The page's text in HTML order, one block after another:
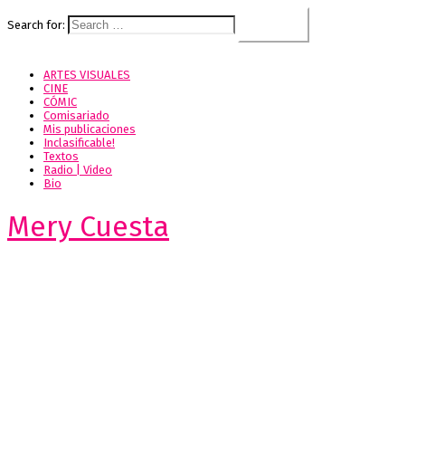
Search for:
ARTES VISUALES
CINE
CÓMIC
Comisariado
Mis publicaciones
Inclasificable!
Textos
Radio | Video
Bio
Mery Cuesta